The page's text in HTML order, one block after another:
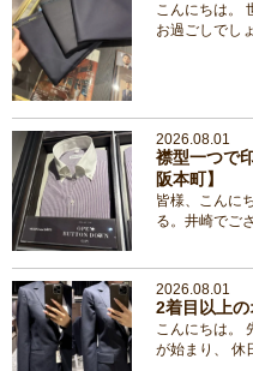
こんにちは。
お過ごしでし
2026.08.01
襟型一つで
阪本町】
皆様、こんに
る。井崎でご
2026.08.01
2着目以上の
こんにちは。
が始まり、 休